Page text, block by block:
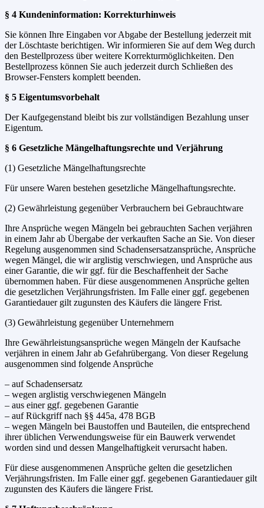
§ 4 Kundeninformation: Korrekturhinweis
Sie können Ihre Eingaben vor Abgabe der Bestellung jederzeit mit
der Löschtaste berichtigen. Wir informieren Sie auf dem Weg durch
den Bestellprozess über weitere Korrekturmöglichkeiten. Den
Bestellprozess können Sie auch jederzeit durch Schließen des
Browser-Fensters komplett beenden.
§ 5 Eigentumsvorbehalt
Der Kaufgegenstand bleibt bis zur vollständigen Bezahlung unser
Eigentum.
§ 6 Gesetzliche Mängelhaftungsrechte und Verjährung
(1) Gesetzliche Mängelhaftungsrechte
Für unsere Waren bestehen gesetzliche Mängelhaftungsrechte.
(2) Gewährleistung gegenüber Verbrauchern bei Gebrauchtware
Ihre Ansprüche wegen Mängeln bei gebrauchten Sachen verjähren
in einem Jahr ab Übergabe der verkauften Sache an Sie. Von dieser
Regelung ausgenommen sind Schadensersatzansprüche, Ansprüche
wegen Mängel, die wir arglistig verschwiegen, und Ansprüche aus
einer Garantie, die wir ggf. für die Beschaffenheit der Sache
übernommen haben. Für diese ausgenommenen Ansprüche gelten
die gesetzlichen Verjährungsfristen. Im Falle einer ggf. gegebenen
Garantiedauer gilt zugunsten des Käufers die längere Frist.
(3) Gewährleistung gegenüber Unternehmern
Ihre Gewährleistungsansprüche wegen Mängeln der Kaufsache
verjähren in einem Jahr ab Gefahrübergang. Von dieser Regelung
ausgenommen sind folgende Ansprüche
– auf Schadensersatz
– wegen arglistig verschwiegenen Mängeln
– aus einer ggf. gegebenen Garantie
– auf Rückgriff nach §§ 445a, 478 BGB
– wegen Mängeln bei Baustoffen und Bauteilen, die entsprechend
ihrer üblichen Verwendungsweise für ein Bauwerk verwendet
worden sind und dessen Mangelhaftigkeit verursacht haben.
Für diese ausgenommenen Ansprüche gelten die gesetzlichen
Verjährungsfristen. Im Falle einer ggf. gegebenen Garantiedauer gilt
zugunsten des Käufers die längere Frist.